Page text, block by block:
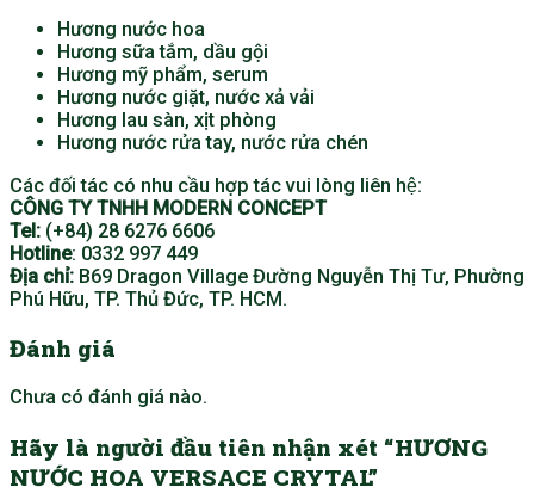
Hương nước hoa
Hương sữa tắm, dầu gội
Hương mỹ phẩm, serum
Hương nước giặt, nước xả vải
Hương lau sàn, xịt phòng
Hương nước rửa tay, nước rửa chén
Các đối tác có nhu cầu hợp tác vui lòng liên hệ:
CÔNG TY TNHH MODERN CONCEPT
Tel: (+84) 28 6276 6606
Hotline: 0332 997 449
Địa chỉ: B69 Dragon Village Đường Nguyễn Thị Tư, Phường
Phú Hữu, TP. Thủ Đức, TP. HCM.
Đánh giá
Chưa có đánh giá nào.
Hãy là người đầu tiên nhận xét “HƯƠNG
NƯỚC HOA VERSACE CRYTAL”